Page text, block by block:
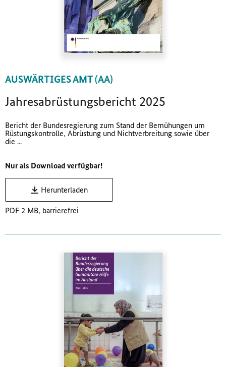
AUSWÄRTIGES AMT (AA)
Jahresabrüstungsbericht 2025
Bericht der Bundesregierung zum Stand der Bemühungen um
Rüstungskontrolle, Abrüstung und Nichtverbreitung sowie über
die ...
Nur als Download verfügbar!
Herunterladen
PDF 2 MB, barrierefrei